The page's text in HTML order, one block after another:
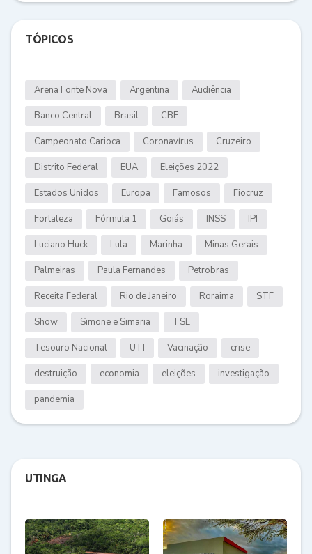
TÓPICOS
Arena Fonte Nova Argentina Audiência
Banco Central Brasil CBF
Campeonato Carioca Coronavírus Cruzeiro
Distrito Federal EUA Eleições 2022
Estados Unidos Europa Famosos Fiocruz
Fortaleza Fórmula 1 Goiás INSS IPI
Luciano Huck Lula Marinha Minas Gerais
Palmeiras Paula Fernandes Petrobras
Receita Federal Rio de Janeiro Roraima STF
Show Simone e Simaria TSE
Tesouro Nacional UTI Vacinação crise
destruição economia eleições investigação
pandemia
UTINGA